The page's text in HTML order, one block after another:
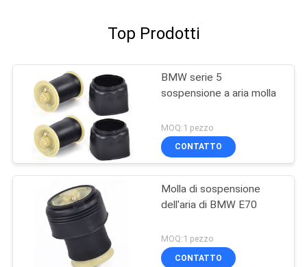
Top Prodotti
BMW serie 5
sospensione a aria molla
MOQ:1 pezzo
CONTATTO
Molla di sospensione
dell'aria di BMW E70
MOQ:1 pezzo
CONTATTO